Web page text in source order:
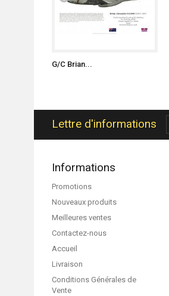
G/C Brian...
Lettre d'informations
Informations
Promotions
Nouveaux produits
Meilleures ventes
Contactez-nous
Accueil
Livraison
Conditions Générales de
Vente